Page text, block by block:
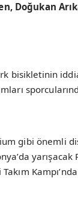
Doğukan
bisikletinin
gibi önemli
yarışacak